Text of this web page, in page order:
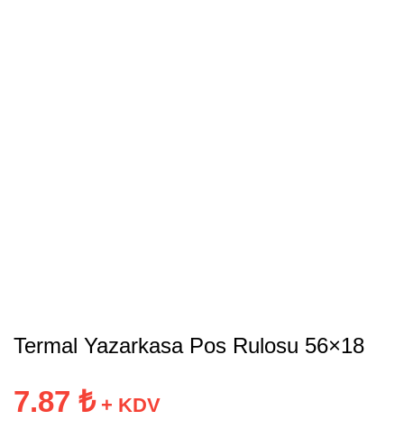
Termal Yazarkasa Pos Rulosu 56×18
7.87 ₺ + KDV